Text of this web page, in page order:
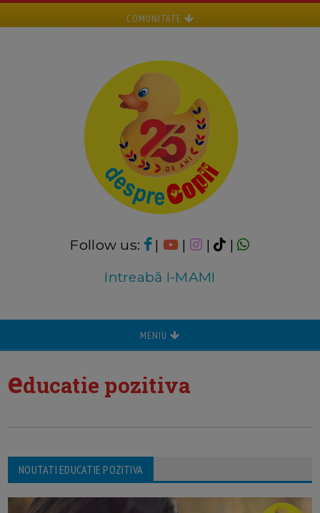
COMUNITATE
Follow us: | | |
|
Intreabă I-MAMI
MENIU
educatie pozitiva
NOUTATI EDUCATIE POZITIVA